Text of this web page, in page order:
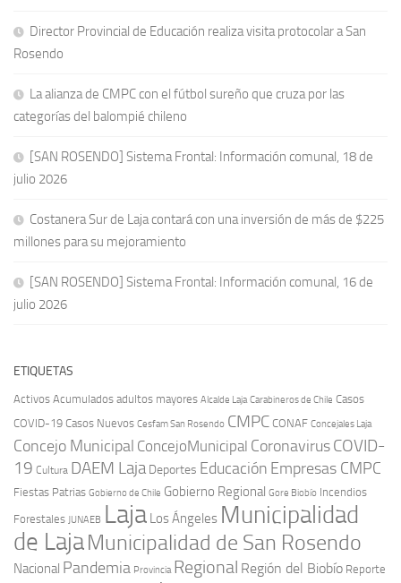
Director Provincial de Educación realiza visita protocolar a San
Rosendo
La alianza de CMPC con el fútbol sureño que cruza por las
categorías del balompié chileno
[SAN ROSENDO] Sistema Frontal: Información comunal, 18 de
julio 2026
Costanera Sur de Laja contará con una inversión de más de $225
millones para su mejoramiento
[SAN ROSENDO] Sistema Frontal: Información comunal, 16 de
julio 2026
ETIQUETAS
Activos Acumulados adultos mayores Alcalde Laja Carabineros de Chile Casos
COVID-19 Casos Nuevos Cesfam San Rosendo CMPC CONAF Concejales Laja
Concejo Municipal ConcejoMunicipal CoronavirusCOVID-
19 Cultura DAEM Laja Deportes Educación Empresas CMPC
Fiestas Patrias Gobierno de Chile Gobierno Regional Gore Biobío Incendios
Forestales JUNAEB Laja Los Ángeles Municipalidad
de LajaMunicipalidad de San Rosendo
Nacional Pandemia Provincia Regional Región del Biobío Reporte